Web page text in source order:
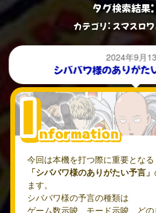
タグ検索結
カテゴリ: スマスロ
2024年9月
シババワ様のありが
今回は本機を打つ際に重要となる
「シババワ様のありがたい予言」
ます。
シババワ様の予言の種類は
ゲーム数示唆、モード示唆、ど